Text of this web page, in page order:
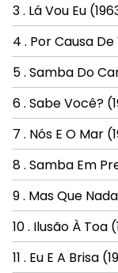
3 . Lá Vou Eu
4 . Por Causa
5 . Samba Do
6 . Sabe Você?
7 . Nós E O Mar
8 . Samba Em
9 . Mas Que
10 . Ilusão À Toa
11 . Eu E A Brisa